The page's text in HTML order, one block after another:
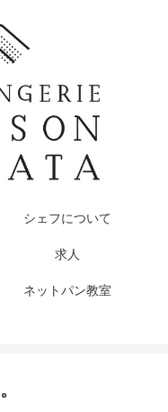
シェフについて
求人
ネットパン教室